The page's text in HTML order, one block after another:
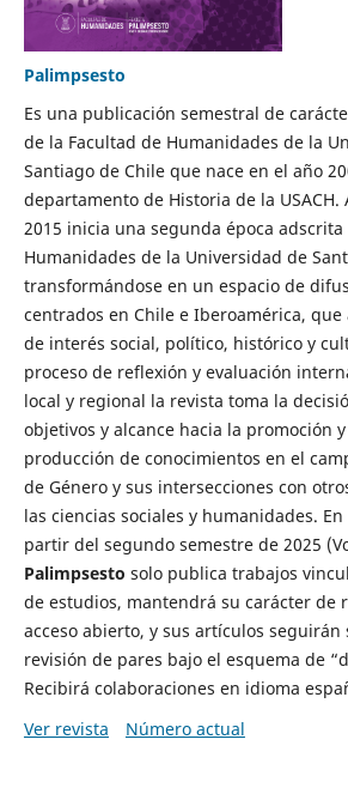
Palimpsesto
Es una publicación semestral de
de la Facultad de Humanidades de la
Santiago de Chile que nace en el año
departamento de Historia de la
2015 inicia una segunda época
Humanidades de la Universidad de
transformándose en un espacio de
centrados en Chile e Iberoamérica,
de interés social, político, histórico y
proceso de reflexión y evaluación
local y regional la revista toma la
objetivos y alcance hacia la promoción
producción de conocimientos en el
de Género y sus intersecciones con
las ciencias sociales y humanidades.
partir del segundo semestre de 2025
Palimpsesto solo publica trabajos
de estudios, mantendrá su carácter de
acceso abierto, y sus artículos seguirán
revisión de pares bajo el esquema de
Recibirá colaboraciones en idioma
Ver revista
Número actual